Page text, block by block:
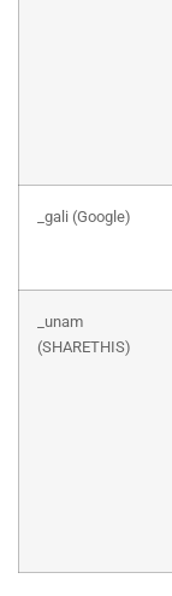
_gali (Google)
_unam
(SHARETHIS)